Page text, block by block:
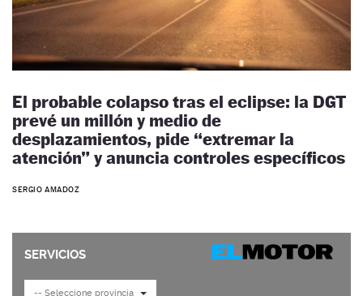
El probable colapso tras el eclipse: la DGT
prevé un millón y medio de
desplazamientos, pide “extremar la
atención” y anuncia controles específicos
SERGIO AMADOZ